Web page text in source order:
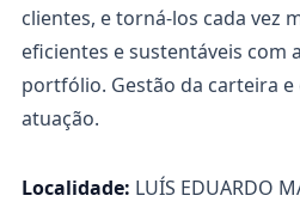
clientes, e torná-los cada vez
eficientes e sustentáveis com
portfólio. Gestão da carteira
atuação.
Localidade: LUÍS EDUARDO